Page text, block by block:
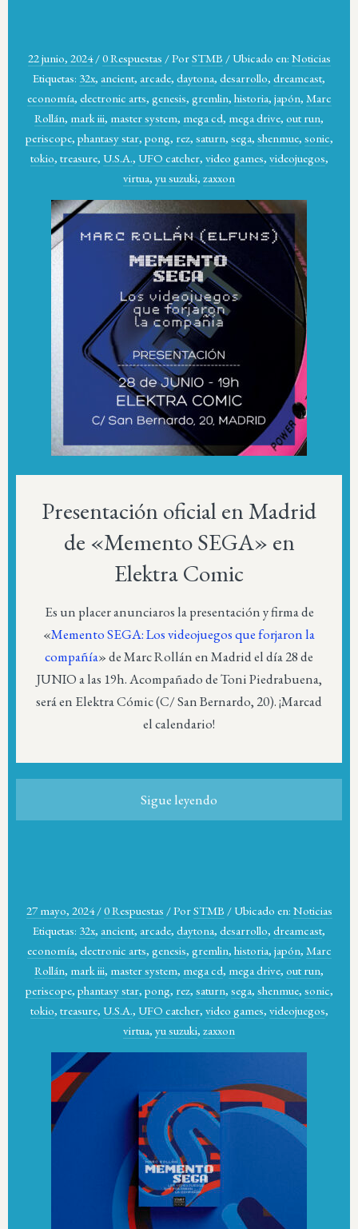
22 junio, 2024 /0 Respuestas /PorSTMB / Ubicado en: Noticias
Etiquetas: 32x, ancient, arcade, daytona, desarrollo, dreamcast,
economía, electronic arts, genesis, gremlin, historia, japón, Marc
Rollán, mark iii, master system, mega cd, mega drive, out run,
periscope, phantasy star, pong, rez, saturn, sega, shenmue, sonic,
tokio, treasure, U.S.A., UFO catcher, video games, videojuegos,
virtua, yu suzuki, zaxxon
Presentación oficial en Madrid
de «Memento SEGA» en
Elektra Comic
Es un placer anunciaros la presentación y firma de
«Memento SEGA: Los videojuegos que forjaron la
compañía» de Marc Rollán en Madrid el día 28 de
JUNIO a las 19h. Acompañado de Toni Piedrabuena,
será en Elektra Cómic (C/ San Bernardo, 20). ¡Marcad
el calendario!
Sigue leyendo
27 mayo, 2024 /0 Respuestas /PorSTMB / Ubicado en: Noticias
Etiquetas: 32x, ancient, arcade, daytona, desarrollo, dreamcast,
economía, electronic arts, genesis, gremlin, historia, japón, Marc
Rollán, mark iii, master system, mega cd, mega drive, out run,
periscope, phantasy star, pong, rez, saturn, sega, shenmue, sonic,
tokio, treasure, U.S.A., UFO catcher, video games, videojuegos,
virtua, yu suzuki, zaxxon